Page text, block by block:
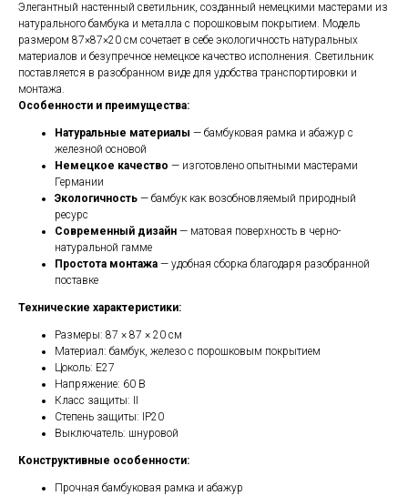
Элегантный настенный светильник, созданный немецкими мастерами из
натурального бамбука и металла с порошковым покрытием. Модель
размером 87×87×20 см сочетает в себе экологичность натуральных
материалов и безупречное немецкое качество исполнения. Светильник
поставляется в разобранном виде для удобства транспортировки и
монтажа.
Особенности и преимущества:
Натуральные материалы — бамбуковая рамка и абажур с
железной основой
Немецкое качество — изготовлено опытными мастерами
Германии
Экологичность — бамбук как возобновляемый природный
ресурс
Современный дизайн — матовая поверхность в черно-
натуральной гамме
Простота монтажа — удобная сборка благодаря разобранной
поставке
Технические характеристики:
Размеры: 87 × 87 × 20 см
Материал: бамбук, железо с порошковым покрытием
Цоколь: E27
Напряжение: 60 В
Класс защиты: II
Степень защиты: IP20
Выключатель: шнуровой
Конструктивные особенности:
Прочная бамбуковая рамка и абажур